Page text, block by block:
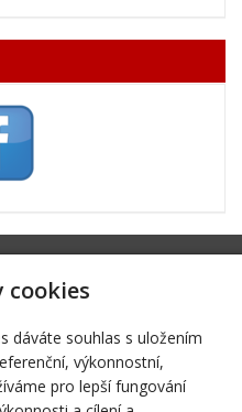
nad Labem
cookies
dáváte souhlas s uložením
výkonnostní,
pro lepší fungování